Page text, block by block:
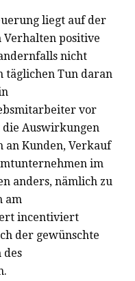
liegt auf der
Verhalten positive
nicht
täglichen Tun daran
vor
Auswirkungen
an Kunden, Verkauf
im
anders, nämlich zu
am
incentiviert
der gewünschte
des